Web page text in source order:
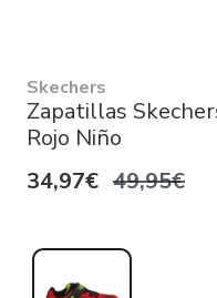
Skechers
Zapatillas
Rojo Niño
34,97€ 49,95€